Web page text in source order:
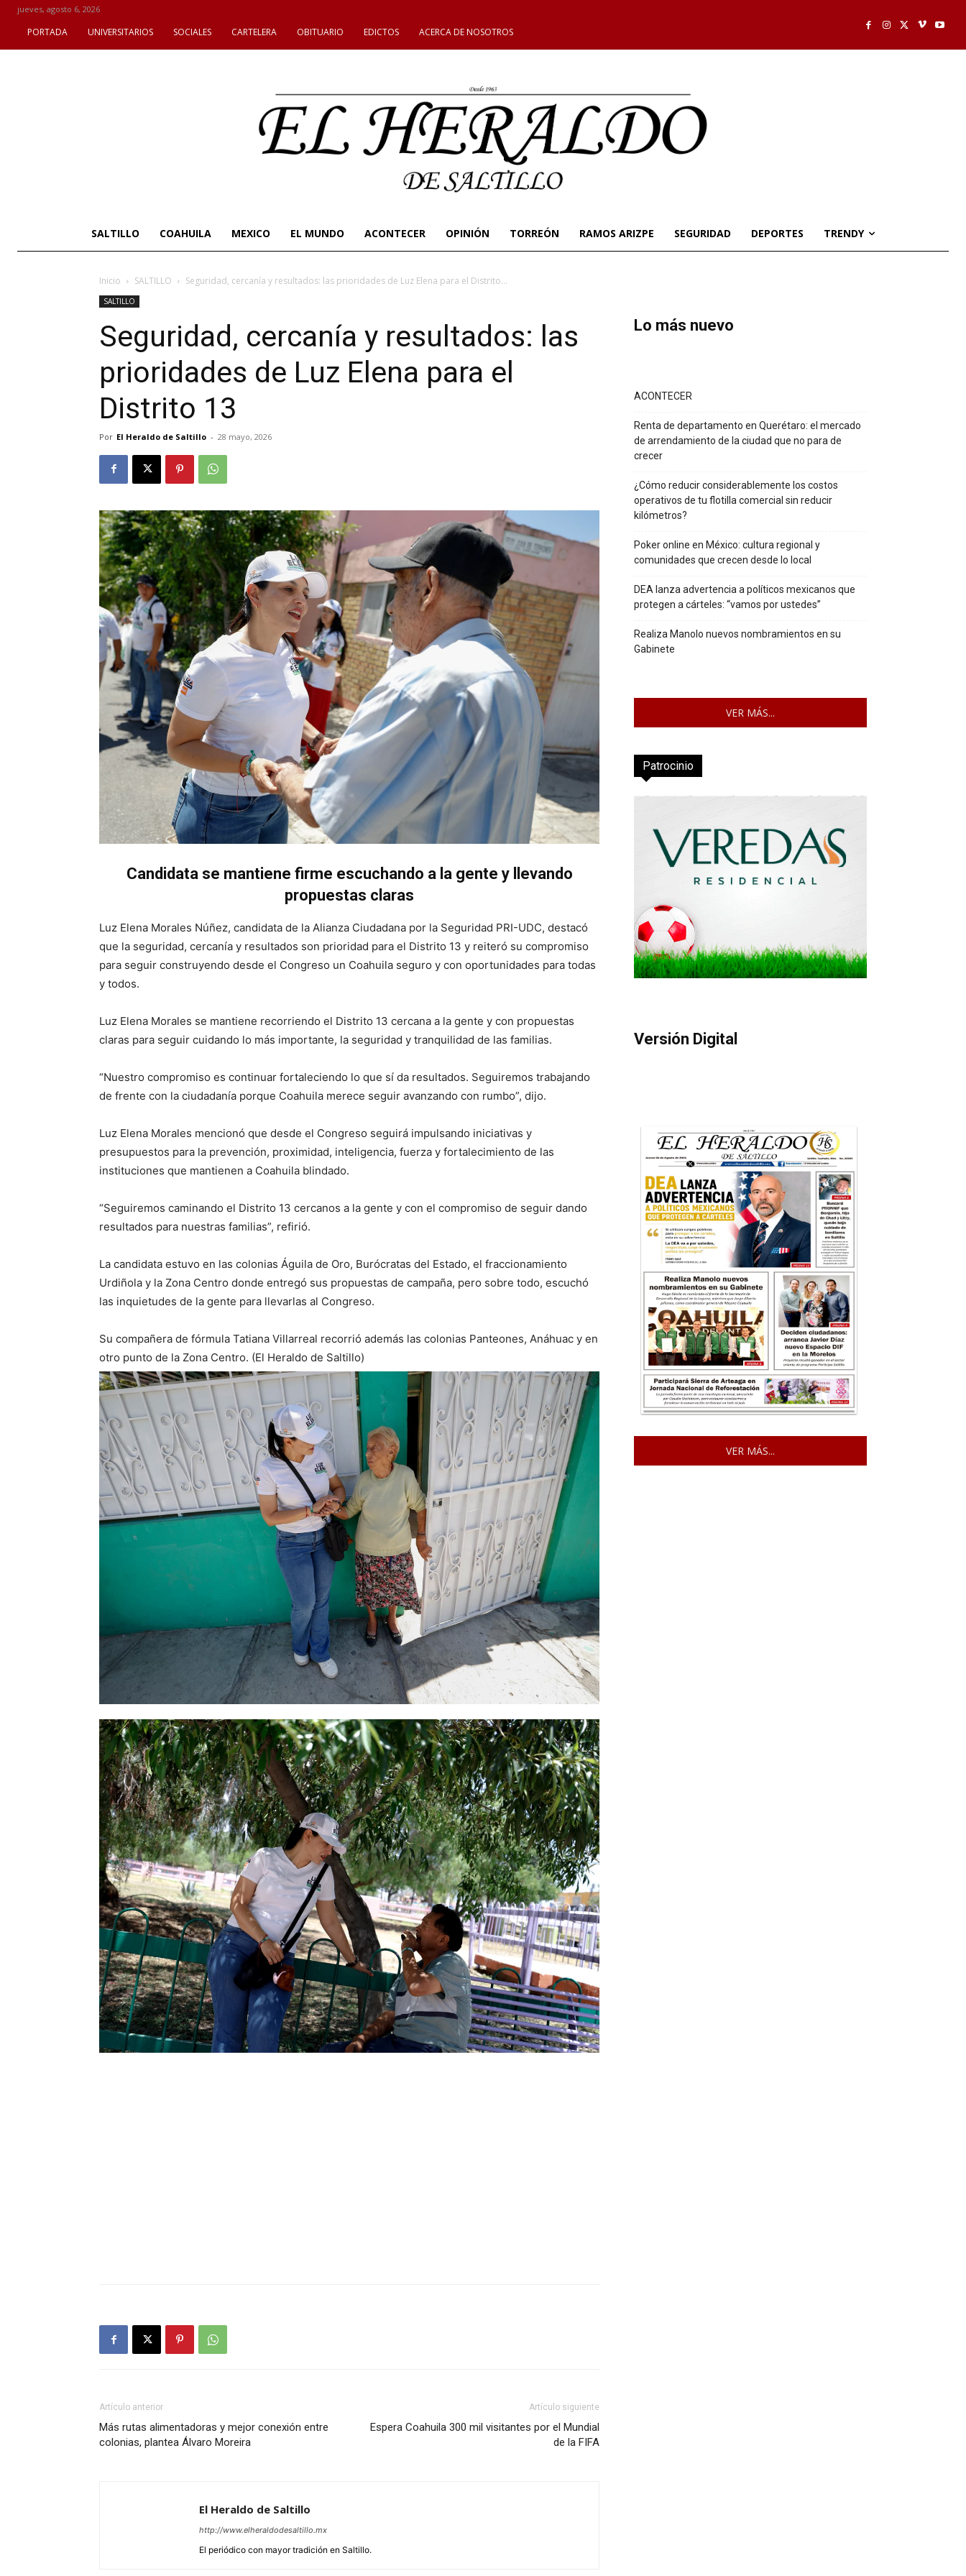
jueves, agosto 6, 2026
PORTADA UNIVERSITARIOS SOCIALES CARTELERA OBITUARIO EDICTOS ACERCA DE NOSOTROS
SALTILLO COAHUILA MEXICO EL MUNDO ACONTECER OPINIÓN TORREÓN RAMOS ARIZPE SEGURIDAD DEPORTES TRENDY
Inicio SALTILLO Seguridad, cercanía y resultados: las prioridades de Luz Elena para el Distrito...
SALTILLO
Seguridad, cercanía y resultados: las
prioridades de Luz Elena para el
Distrito 13
Por El Heraldo de Saltillo - 28 mayo, 2026
Candidata se mantiene firme escuchando a la gente y llevando
propuestas claras
Luz Elena Morales Núñez, candidata de la Alianza Ciudadana por la Seguridad PRI-UDC, destacó
que la seguridad, cercanía y resultados son prioridad para el Distrito 13 y reiteró su compromiso
para seguir construyendo desde el Congreso un Coahuila seguro y con oportunidades para todas
y todos.
Luz Elena Morales se mantiene recorriendo el Distrito 13 cercana a la gente y con propuestas
claras para seguir cuidando lo más importante, la seguridad y tranquilidad de las familias.
“Nuestro compromiso es continuar fortaleciendo lo que sí da resultados. Seguiremos trabajando
de frente con la ciudadanía porque Coahuila merece seguir avanzando con rumbo”, dijo.
Luz Elena Morales mencionó que desde el Congreso seguirá impulsando iniciativas y
presupuestos para la prevención, proximidad, inteligencia, fuerza y fortalecimiento de las
instituciones que mantienen a Coahuila blindado.
“Seguiremos caminando el Distrito 13 cercanos a la gente y con el compromiso de seguir dando
resultados para nuestras familias”, refirió.
La candidata estuvo en las colonias Águila de Oro, Burócratas del Estado, el fraccionamiento
Urdiñola y la Zona Centro donde entregó sus propuestas de campaña, pero sobre todo, escuchó
las inquietudes de la gente para llevarlas al Congreso.
Su compañera de fórmula Tatiana Villarreal recorrió además las colonias Panteones, Anáhuac y en
otro punto de la Zona Centro. (El Heraldo de Saltillo)
Artículo anterior
Más rutas alimentadoras y mejor conexión entre
colonias, plantea Álvaro Moreira
Artículo siguiente
Espera Coahuila 300 mil visitantes por el Mundial
de la FIFA
El Heraldo de Saltillo
http://www.elheraldodesaltillo.mx
El periódico con mayor tradición en Saltillo.
Lo más nuevo
ACONTECER
Renta de departamento en Querétaro: el mercado
de arrendamiento de la ciudad que no para de
crecer
¿Cómo reducir considerablemente los costos
operativos de tu flotilla comercial sin reducir
kilómetros?
Poker online en México: cultura regional y
comunidades que crecen desde lo local
DEA lanza advertencia a políticos mexicanos que
protegen a cárteles: “vamos por ustedes”
Realiza Manolo nuevos nombramientos en su
Gabinete
VER MÁS...
Patrocinio
Versión Digital
VER MÁS...